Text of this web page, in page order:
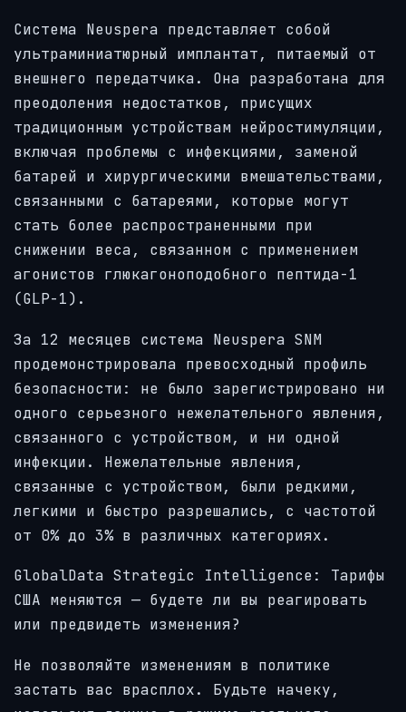
Система Neuspera представляет собой
ультраминиатюрный имплантат, питаемый от
внешнего передатчика. Она разработана для
преодоления недостатков, присущих
традиционным устройствам нейростимуляции,
включая проблемы с инфекциями, заменой
батарей и хирургическими вмешательствами,
связанными с батареями, которые могут
стать более распространенными при
снижении веса, связанном с применением
агонистов глюкагоноподобного пептида-1
(GLP-1).
За 12 месяцев система Neuspera SNM
продемонстрировала превосходный профиль
безопасности: не было зарегистрировано ни
одного серьезного нежелательного явления,
связанного с устройством, и ни одной
инфекции. Нежелательные явления,
связанные с устройством, были редкими,
легкими и быстро разрешались, с частотой
от 0% до 3% в различных категориях.
GlobalData Strategic Intelligence:
Тарифы
США меняются — будете ли вы реагировать
или предвидеть изменения?
Не позволяйте изменениям в политике
застать вас врасплох. Будьте начеку,